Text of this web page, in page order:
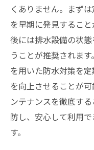
くありません。まず
を早期に発見するこ
後には排水設備の状
うことが推奨されま
を用いた防水対策を
を向上させることが
ンテナンスを徹底す
防し、安心して利用
す。